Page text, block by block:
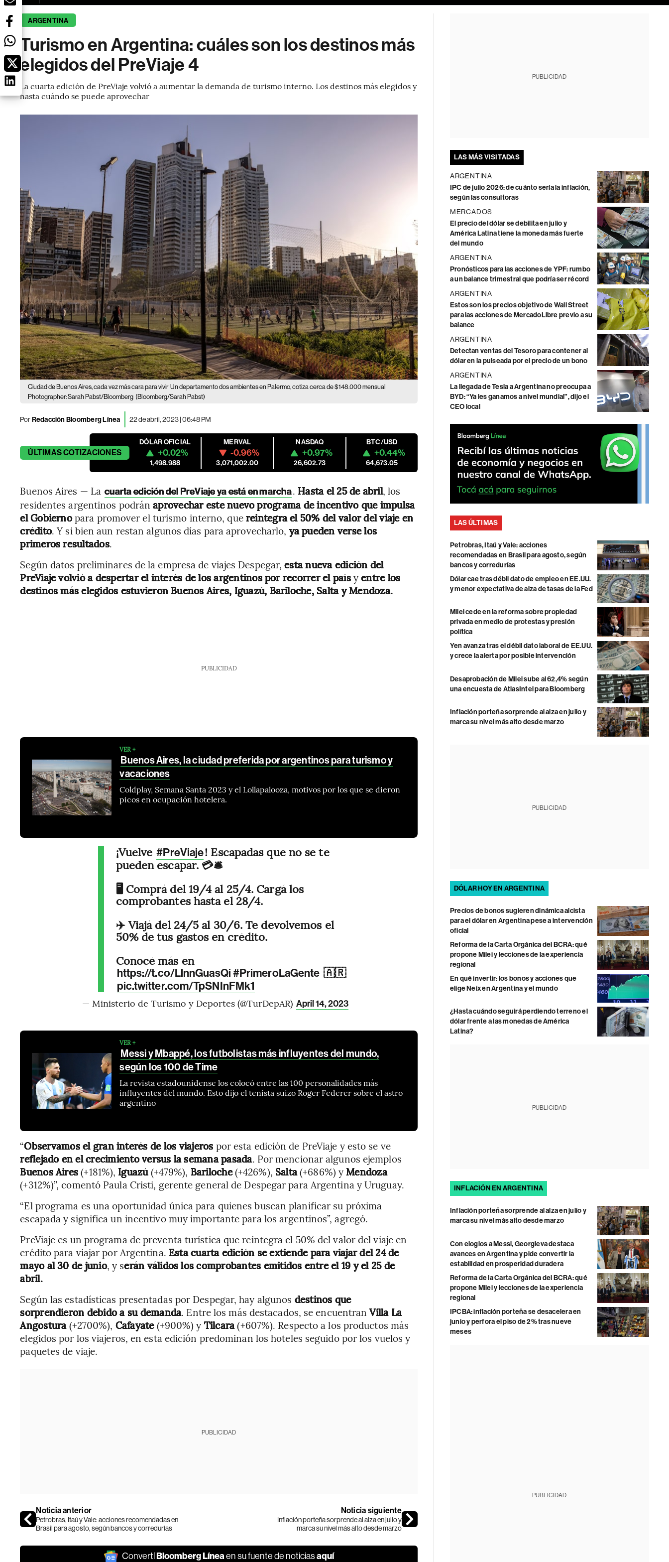
ARGENTINA
Turismo en Argentina: cuáles son los destinos más
elegidos del PreViaje 4
La cuarta edición de PreViaje volvió a aumentar la demanda de turismo interno. Los destinos más elegidos y
hasta cuándo se puede aprovechar
Ciudad de Buenos Aires, cada vez más cara para vivir Un departamento dos ambientes en Palermo, cotiza cerca de $148.000 mensual
Photographer: Sarah Pabst/Bloomberg (Bloomberg/Sarah Pabst)
PorRedacción Bloomberg Línea 22 de abril, 2023 | 06:48 PM
ÚLTIMASCOTIZACIONES
DÓLAR OFICIAL
+0.02%
1,498.988
MERVAL
-0.96%
3,071,002.00
NASDAQ
+0.97%
26,602.73
BTC/USD
+0.44%
64,673.05
Buenos Aires — La cuarta edición del PreViaje ya está en marcha. Hasta el 25 de abril, los
residentes argentinos podránaprovechar este nuevo programa de incentivo que impulsa
el Gobiernopara promover el turismo interno, quereintegra el 50% del valor del viaje en
crédito. Y si bien aun restan algunos días para aprovecharlo, ya pueden verse los
primeros resultados.
Según datos preliminares de la empresa de viajes Despegar,esta nueva edición del
PreViaje volvió a despertar el interés de los argentinos por recorrer el paísyentre los
destinos más elegidos estuvieron Buenos Aires, Iguazú, Bariloche, Salta y Mendoza.
PUBLICIDAD
VER +
Buenos Aires, la ciudad preferida por argentinos para turismo y
vacaciones
Coldplay, Semana Santa 2023 y el Lollapalooza, motivos por los que se dieron
picos en ocupación hotelera.
¡Vuelve #PreViaje! Escapadas que no se te
pueden escapar. 💳🛎️
🖥️ Comprá del 19/4 al 25/4. Cargá los
comprobantes hasta el 28/4.
✈️ Viajá del 24/5 al 30/6. Te devolvemos el
50% de tus gastos en crédito.
Conocé más en
https://t.co/LlnnGuasQi#PrimeroLaGente 🇦🇷
pic.twitter.com/TpSNInFMk1
— Ministerio de Turismo y Deportes (@TurDepAR) April 14, 2023
VER +
Messi y Mbappé, los futbolistas más influyentes del mundo,
según los 100 de Time
La revista estadounidense los colocó entre las 100 personalidades más
influyentes del mundo. Esto dijo el tenista suizo Roger Federer sobre el astro
argentino
“Observamos el gran interés de los viajeros por esta edición de PreViaje y esto se ve
reflejado en el crecimiento versus la semana pasada. Por mencionar algunos ejemplos
Buenos Aires(+181%), Iguazú(+479%), Bariloche(+426%), Salta(+686%) yMendoza
(+312%)”, comentó Paula Cristi, gerente general de Despegar para Argentina y Uruguay.
“El programa es una oportunidad única para quienes buscan planificar su próxima
escapada y significa un incentivo muy importante para los argentinos”, agregó.
PreViaje es un programa de preventa turística que reintegra el 50% del valor del viaje en
crédito para viajar por Argentina. Esta cuarta edición se extiende para viajar del 24 de
mayo al 30 de junio, y serán válidos los comprobantes emitidos entre el 19 y el 25 de
abril.
Según las estadísticas presentadas por Despegar, hay algunos destinos que
sorprendieron debido a su demanda. Entre los más destacados, se encuentranVilla La
Angostura(+2700%), Cafayate(+900%) y Tilcara(+607%). Respecto a los productos más
elegidos por los viajeros, en esta edición predominan los hoteles seguido por los vuelos y
paquetes de viaje.
PUBLICIDAD
Noticia anterior
Petrobras, Itaú y Vale: acciones recomendadas en
Brasil para agosto, según bancos y corredurías
Noticia siguiente
Inflación porteña sorprende al alza en julio y
marca su nivel más alto desde marzo
ConvertíBloomberg Líneaen su fuente de noticiasaquí
PUBLICIDAD
LAS MÁS VISITADAS
ARGENTINA
IPC de julio 2026: de cuánto sería la inflación,
según las consultoras
MERCADOS
El precio del dólar se debilita en julio y
América Latina tiene la moneda más fuerte
del mundo
ARGENTINA
Pronósticos para las acciones de YPF: rumbo
a un balance trimestral que podría ser récord
ARGENTINA
Estos son los precios objetivo de Wall Street
para las acciones de MercadoLibre previo a su
balance
ARGENTINA
Detectan ventas del Tesoro para contener al
dólar en la pulseada por el precio de un bono
ARGENTINA
La llegada de Tesla a Argentina no preocupa a
BYD: “Ya les ganamos a nivel mundial”, dijo el
CEO local
LAS ÚLTIMAS
Petrobras, Itaú y Vale: acciones
recomendadas en Brasil para agosto, según
bancos y corredurías
Dólar cae tras débil dato de empleo en EE.UU.
y menor expectativa de alza de tasas de la Fed
Milei cede en la reforma sobre propiedad
privada en medio de protestas y presión
política
Yen avanza tras el débil dato laboral de EE.UU.
y crece la alerta por posible intervención
Desaprobación de Milei sube al 62,4% según
una encuesta de AtlasIntel para Bloomberg
Inflación porteña sorprende al alza en julio y
marca su nivel más alto desde marzo
PUBLICIDAD
DÓLAR HOY EN ARGENTINA
Precios de bonos sugieren dinámica alcista
para el dólar en Argentina pese a intervención
oficial
Reforma de la Carta Orgánica del BCRA: qué
propone Milei y lecciones de la experiencia
regional
En qué invertir: los bonos y acciones que
elige Neix en Argentina y el mundo
¿Hasta cuándo seguirá perdiendo terreno el
dólar frente a las monedas de América
Latina?
PUBLICIDAD
INFLACIÓN EN ARGENTINA
Inflación porteña sorprende al alza en julio y
marca su nivel más alto desde marzo
Con elogios a Messi, Georgieva destaca
avances en Argentina y pide convertir la
estabilidad en prosperidad duradera
Reforma de la Carta Orgánica del BCRA: qué
propone Milei y lecciones de la experiencia
regional
IPCBA: inflación porteña se desacelera en
junio y perfora el piso de 2% tras nueve
meses
PUBLICIDAD